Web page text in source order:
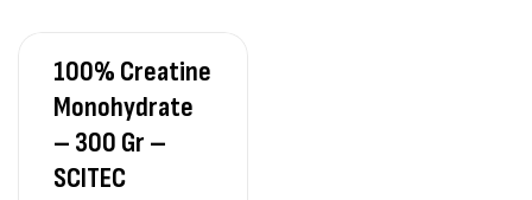
Protein Matrix – 2000g – 7Nutrition
PROTEIN
100% Creatine
Monohydrate
– 300 Gr –
SCITEC